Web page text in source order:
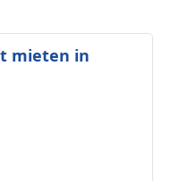
mieten in